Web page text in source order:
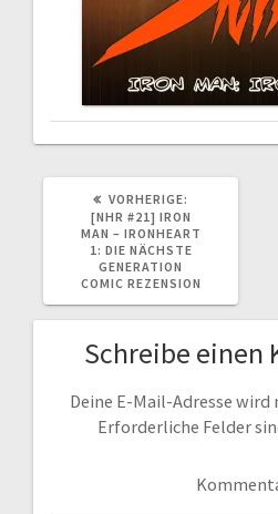
VORHERIGE:
BEITRAG:
[NHR #21] IRON
MAN – IRONHEART
1: DIE NÄCHSTE
GENERATION
COMIC REZENSION
Schreibe einen
Deine E-Mail-Adresse
Erforderliche Felder